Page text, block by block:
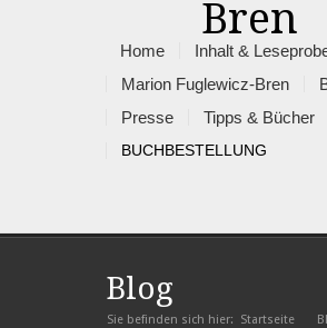
Home
Inhalt &
Marion Fuglewicz-Bren
Presse
Tipps & Bücher
BUCHBESTELLUNG
Blog
Sie befinden sich hier: Startseite »